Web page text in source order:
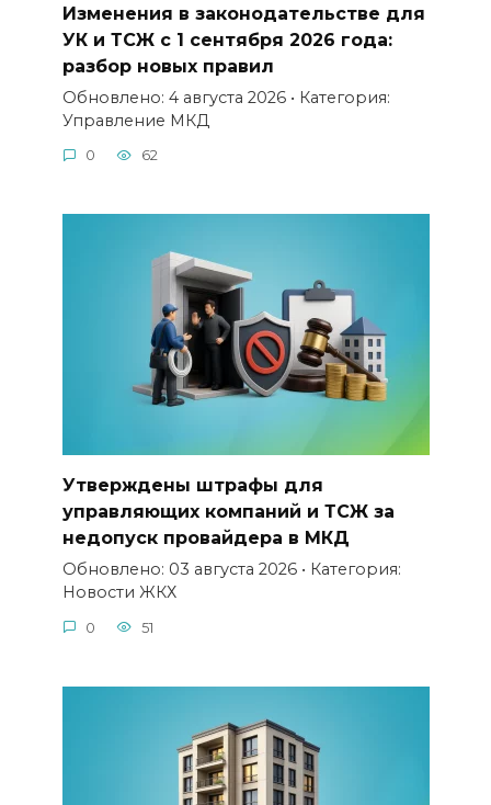
Изменения в законодательстве для
УК и ТСЖ с 1 сентября 2026 года:
разбор новых правил
Обновлено: 4 августа 2026 • Категория:
Управление МКД
0 62
Утверждены штрафы для
управляющих компаний и ТСЖ за
недопуск провайдера в МКД
Обновлено: 03 августа 2026 • Категория:
Новости ЖКХ
0 51